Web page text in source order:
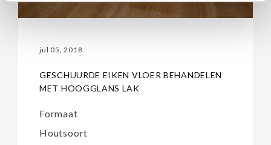
jul 05, 2018
GESCHUURDE EIKEN VLOER BEHANDELEN
MET HOOGGLANS LAK
Formaat
Houtsoort